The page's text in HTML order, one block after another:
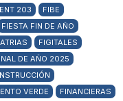
203
FIBE
FIESTA FIN DE AÑO
FIGITALES
DE AÑO 2025
VERDE
FINANCIERAS